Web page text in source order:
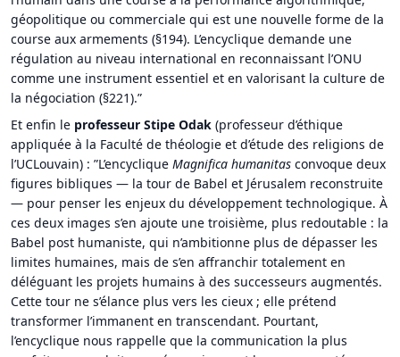
géopolitique ou commerciale qui est une nouvelle forme de la
course aux armements (§194). L’encyclique demande une
régulation au niveau international en reconnaissant l’ONU
comme une instrument essentiel et en valorisant la culture de
la négociation (§221).”
Et enfin le professeur Stipe Odak (professeur d’éthique
appliquée à la Faculté de théologie et d’étude des religions de
l’UCLouvain) : ”L’encyclique Magnifica humanitas convoque deux
figures bibliques — la tour de Babel et Jérusalem reconstruite
— pour penser les enjeux du développement technologique. À
ces deux images s’en ajoute une troisième, plus redoutable : la
Babel post humaniste, qui n’ambitionne plus de dépasser les
limites humaines, mais de s’en affranchir totalement en
déléguant les projets humains à des successeurs augmentés.
Cette tour ne s’élance plus vers les cieux ; elle prétend
transformer l’immanent en transcendant. Pourtant,
l’encyclique nous rappelle que la communication la plus